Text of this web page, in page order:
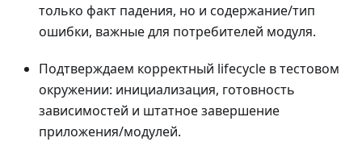
только факт падения, но и содержание/тип
ошибки, важные для потребителей модуля.
Подтверждаем корректный lifecycle в тестовом
окружении: инициализация, готовность
зависимостей и штатное завершение
приложения/модулей.